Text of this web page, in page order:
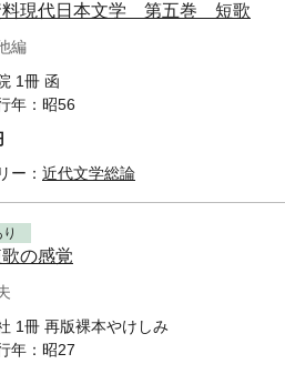
料現代日本文学 第五巻 短歌
編
1冊 函
年： 昭56
ー： 近代文学総論
の感覚
1冊 再版裸本やけしみ
年： 昭27